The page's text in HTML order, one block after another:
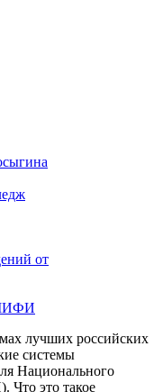
от
МИФИ
лучших российских
системы
Национального
это такое